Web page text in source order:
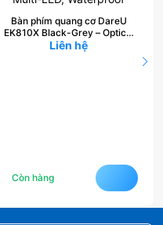
Bàn phím quang cơ DareU
EK810X Black-Grey – Optical
Switch, RGB Multi-LED,
Liên hệ
Còn hàng